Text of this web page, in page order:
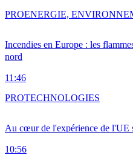
Incendies en Europe : les
nord
11:46
PROENERGIE,
Au cœur de l'expérience de l'UE
10:56
PROTECHNOLOGIES